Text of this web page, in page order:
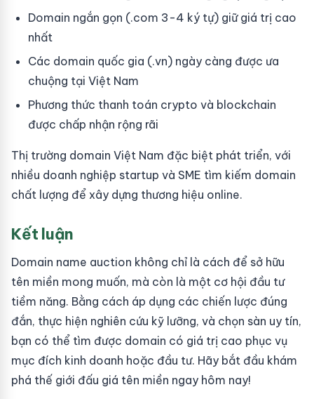
Domain ngắn gọn (.com 3-4 ký tự) giữ giá trị cao
nhất
Các domain quốc gia (.vn) ngày càng được ưa
chuộng tại Việt Nam
Phương thức thanh toán crypto và blockchain
được chấp nhận rộng rãi
Thị trường domain Việt Nam đặc biệt phát triển, với
nhiều doanh nghiệp startup và SME tìm kiếm domain
chất lượng để xây dựng thương hiệu online.
Kết luận
Domain name auction không chỉ là cách để sở hữu
tên miền mong muốn, mà còn là một cơ hội đầu tư
tiềm năng. Bằng cách áp dụng các chiến lược đúng
đắn, thực hiện nghiên cứu kỹ lưỡng, và chọn sàn uy tín,
bạn có thể tìm được domain có giá trị cao phục vụ
mục đích kinh doanh hoặc đầu tư. Hãy bắt đầu khám
phá thế giới đấu giá tên miền ngay hôm nay!